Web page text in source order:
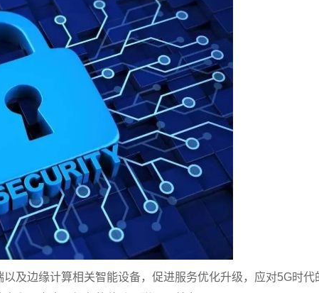
及边缘计算相关智能设备，促进服务优化升级，应对5G时